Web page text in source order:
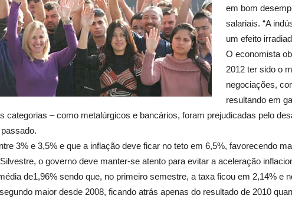
em bom
salariais. “A
um efeito
O economista
2012 ter sido o
negociações,
resultando em
– como metalúrgicos e bancários, foram prejudicadas pelo
3% e 3,5% e que a inflação deve ficar no teto em 6,5%, favorecendo
o governo deve manter-se atento para evitar a aceleração
de1,96% sendo que, no primeiro semestre, a taxa ficou em 2,14% e
maior desde 2008, ficando atrás apenas do resultado de 2010